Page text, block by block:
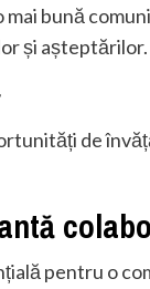
bună
și așteptărilor.
de
pentru o